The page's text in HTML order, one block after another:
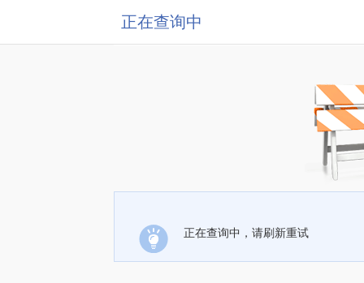
正在查询中
正在查询中，请刷新重试